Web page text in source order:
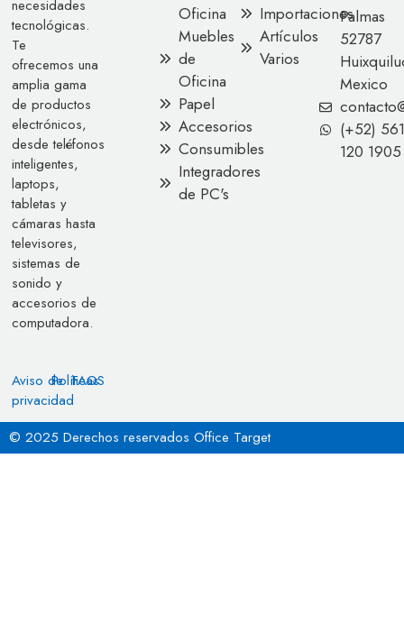
necesidades
tecnológicas.
Te
ofrecemos una
amplia gama
de productos
electrónicos,
desde teléfonos
inteligentes,
laptops,
tabletas y
cámaras hasta
televisores,
sistemas de
sonido y
accesorios de
computadora.
Aviso de
privacidad
Políticas
FAQS
Oficina
Muebles
de
Oficina
Papel
Accesorios
Consumibles
Integradores
de PC's
Importaciones
Artículos
Varios
Palmas
52787
Mexico
(+52) 561
120 1905
© 2025 Derechos reservados Office Target